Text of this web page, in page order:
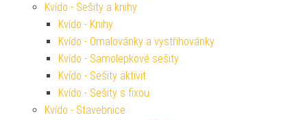
Kvído - Sešity a knihy
Kvído - Knihy
Kvído - Omalovánky a vystřihovánky
Kvído - Samolepkové sešity
Kvído - Sešity aktivit
Kvído - Sešity s fixou
Kvído - Stavebnice